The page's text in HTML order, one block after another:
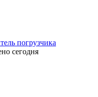
погрузчика
сегодня